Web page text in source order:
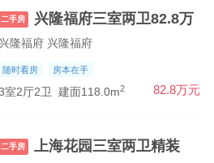
二手房 兴隆福府三室两卫82.8万
兴隆福府 兴隆福府
随时看房 房本在手
室2厅2卫 建面118.0m2 82.8万元
二手房 上海花园三室两卫精装